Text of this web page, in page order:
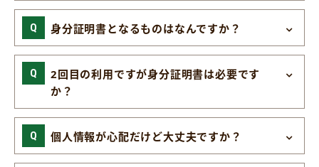
身分証明書となるものはなんですか？
2回目の利用ですが身分証明書は必要です
か？
個人情報が心配だけど大丈夫ですか？